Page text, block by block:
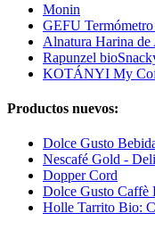
Monin
GEFU
Alnatura Harina
Rapunzel
KOTÁNYI My
Productos nuevos:
Dolce Gusto
Nescafé Gold -
Dopper Cord
Dolce Gusto Caffè
Holle Tarrito Bio: